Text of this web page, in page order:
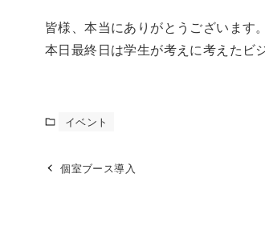
皆様、本当にありがとうございます。
本日最終日は学生が考えに考えたビ
イベント
個室ブース導入